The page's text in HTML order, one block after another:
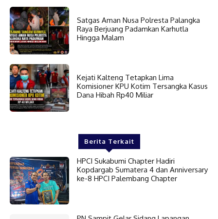
Satgas Aman Nusa Polresta Palangka
Raya Berjuang Padamkan Karhutla
Hingga Malam
Kejati Kalteng Tetapkan Lima
Komisioner KPU Kotim Tersangka Kasus
Dana Hibah Rp40 Miliar
Berita Terkait
HPCI Sukabumi Chapter Hadiri
Kopdargab Sumatera 4 dan Anniversary
ke-8 HPCI Palembang Chapter